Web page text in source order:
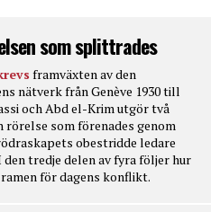
som splittrades
framväxten av den
nätverk från Genève 1930 till
och Abd el-Krim utgör två
rörelse som förenades genom
obestridde ledare
tredje delen av fyra följer hur
för dagens konflikt.